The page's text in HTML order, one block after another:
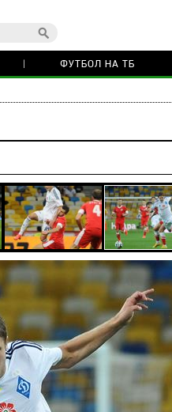
ФУТБОЛ НА ТБ